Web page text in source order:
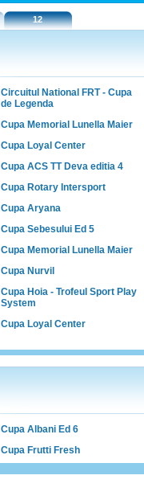
12
Circuitul National FRT - Cupa
de Legenda
Cupa Memorial Lunella Maier
Cupa Loyal Center
Cupa ACS TT Deva editia 4
Cupa Rotary Intersport
Cupa Aryana
Cupa Sebesului Ed 5
Cupa Memorial Lunella Maier
Cupa Nurvil
Cupa Hoia - Trofeul Sport Play
System
Cupa Loyal Center
Cupa Albani Ed 6
Cupa Frutti Fresh